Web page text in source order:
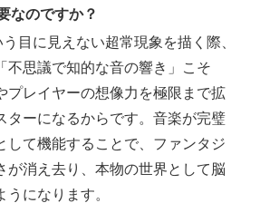
なのですか？
目に見えない超常現象を描く際、
不思議で知的な音の響き」こそ
プレイヤーの想像力を極限まで拡
ターになるからです。音楽が完璧
して機能することで、ファンタジ
が消え去り、本物の世界として脳
うになります。